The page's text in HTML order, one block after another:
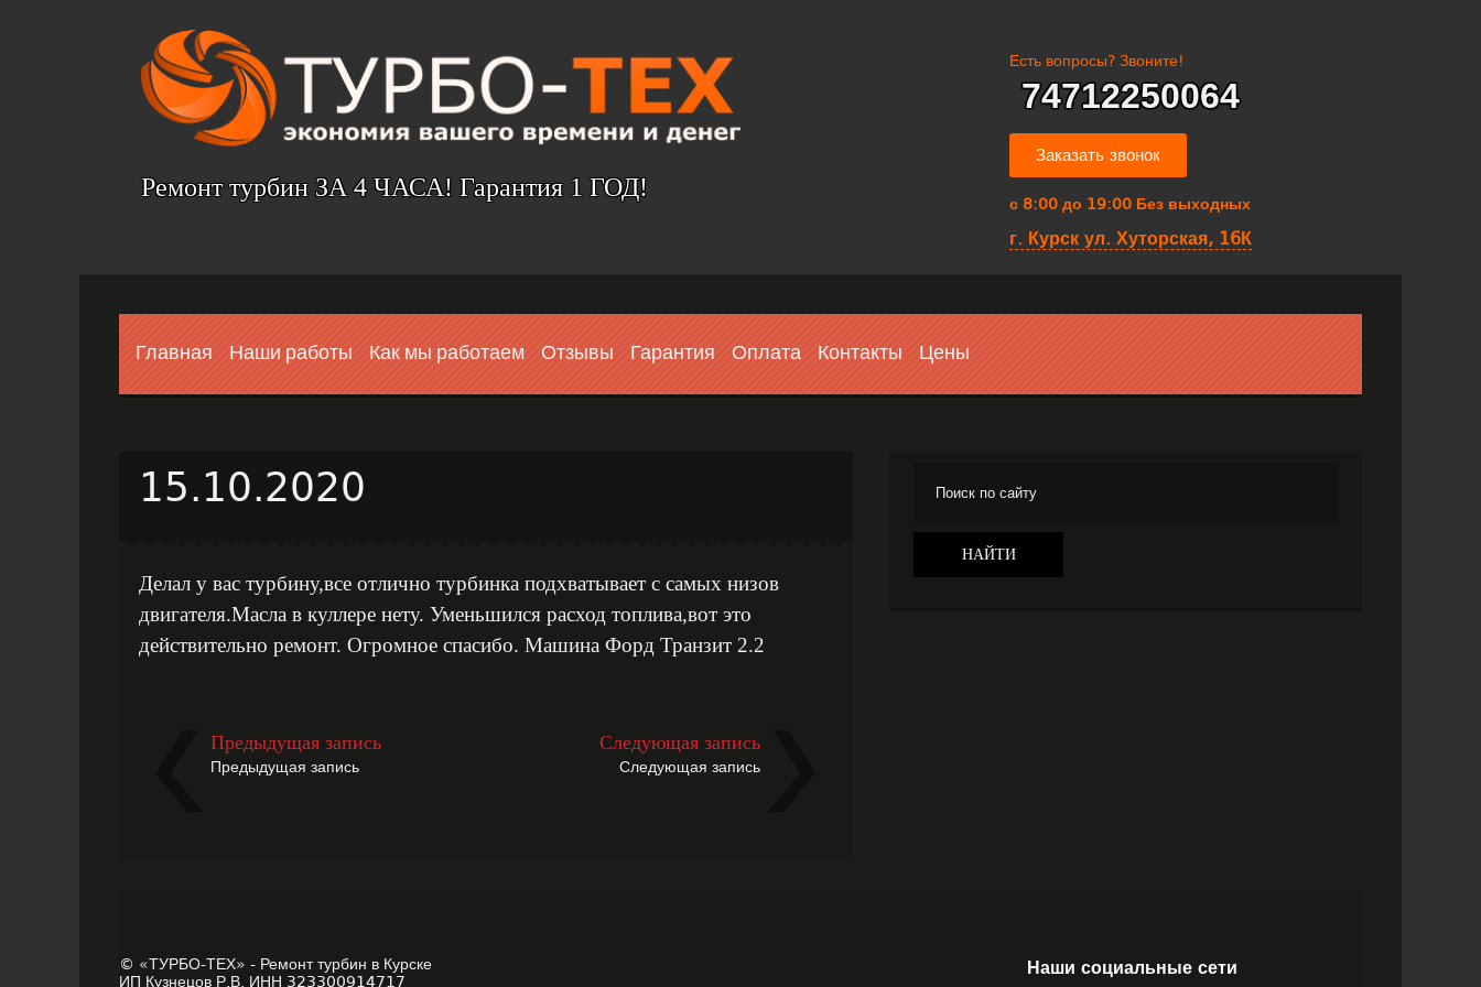
Ремонт турбин ЗА 4 ЧАСА! Гарантия 1 ГОД!
Есть вопросы? Звоните!
74712250064
Заказать звонок
с 8:00 до 19:00 Без выходных
г. Курск ул. Хуторская, 16К
Главная Наши работы Как мы работаем Отзывы Гарантия Оплата Контакты Цены
15.10.2020
Делал у вас турбину,все отлично турбинка подхватывает с самых низов
двигателя.Масла в куллере нету. Уменьшился расход топлива,вот это
действительно ремонт. Огромное спасибо. Машина Форд Транзит 2.2
Предыдущая запись
Предыдущая запись
Следующая запись
Следующая запись
© «ТУРБО-ТЕХ» - Ремонт турбин в Курске
ИП Кузнецов Р.В. ИНН 323300914717
Наши социальные сети